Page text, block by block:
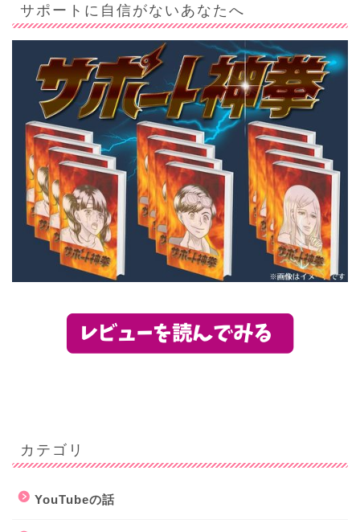
サポートに自信がないあなたへ
カテゴリ
YouTubeの話